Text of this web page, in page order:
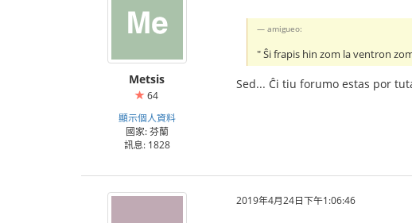
Metsis
64
顯示個人資料
國家: 芬蘭
訊息: 1828
amigueo:
" Ŝi frapis hin zom la ventron
Sed... Ĉi tiu forumo estas por
2019年4月24日下午1:06:46